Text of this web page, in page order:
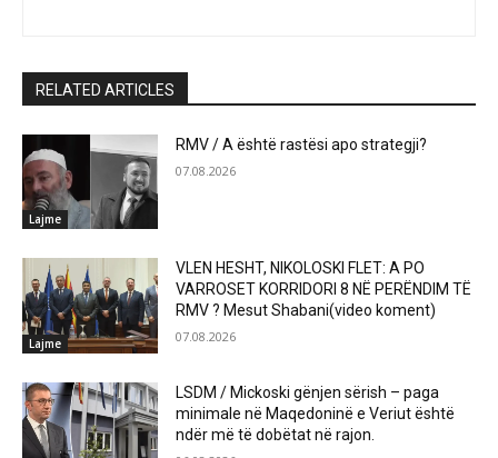
RELATED ARTICLES
Lajme
RMV / A është rastësi apo strategji?
07.08.2026
Lajme
VLEN HESHT, NIKOLOSKI FLET: A PO
VARROSET KORRIDORI 8 NË PERËNDIM TË
RMV ? Mesut Shabani(video koment)
07.08.2026
LSDM / Mickoski gënjen sërish – paga
minimale në Maqedoninë e Veriut është
ndër më të dobëtat në rajon.